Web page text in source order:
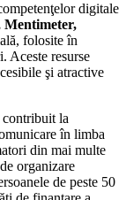
digitale
Mentimeter,
folosite în
Aceste resurse
şi atractive
contribuit la
în limba
din mai multe
organizare
de peste 50